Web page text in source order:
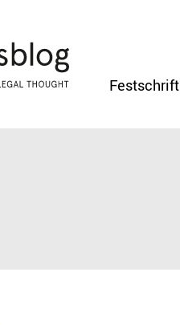
Festschrift